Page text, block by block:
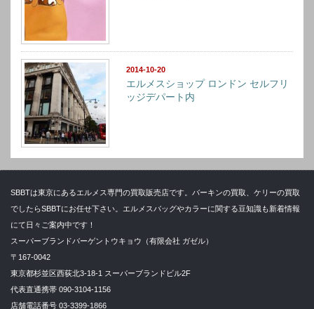
2014-10-20
エルメスショップ ロンドン セルフリ
ッジデパート内
SBBTは東京にあるエルメス専門の買取販売店です。バーキンの買取、ケリーの買取
でしたらSBBTにお任せ下さい。エルメスバッグやカラーに関する豆知識も新着情報
にて日々ご案内中です！
スーパーブランドバーゲントウキョウ（有限会社 ガゼル）
〒167-0042
東京都杉並区西荻北3-18-1 スーパーブランドビル2F
代表直通携帯 090-3104-1156
店舗電話番号 03-3399-1866